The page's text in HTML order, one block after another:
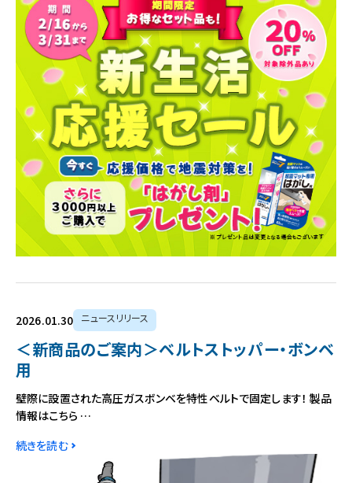
2026.01.30 ニュースリリース
＜新商品のご案内＞ベルトストッパー・ボンベ
用
壁際に設置された高圧ガスボンベを特性ベルトで固定します！ 製品
情報はこちら …
続きを読む